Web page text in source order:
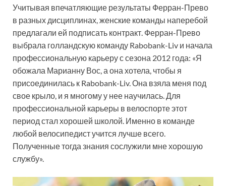
Учитывая впечатляющие результаты Ферран-Прево
в разных дисциплинах, женские команды наперебой
предлагали ей подписать контракт. Ферран-Прево
выбрала голландскую команду Rabobank-Liv и начала
профессиональную карьеру с сезона 2012 года: «Я
обожала Марианну Вос, а она хотела, чтобы я
присоединилась к Rabobank-Liv. Она взяла меня под
свое крыло, и я многому у нее научилась. Для
профессиональной карьеры в велоспорте этот
период стал хорошей школой. Именно в команде
любой велосипедист учится лучше всего.
Полученные тогда знания сослужили мне хорошую
службу».